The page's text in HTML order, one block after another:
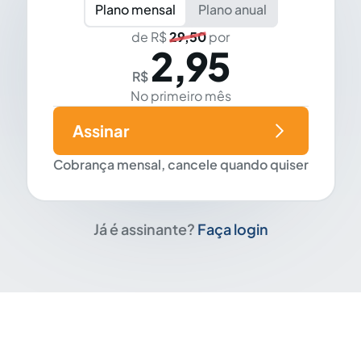
Plano mensal
Plano anual
de R$29,50por
R$ 2,95
No primeiro mês
Cobrança mensal, cancele quando quiser
Assinar
Já é assinante? Faça login